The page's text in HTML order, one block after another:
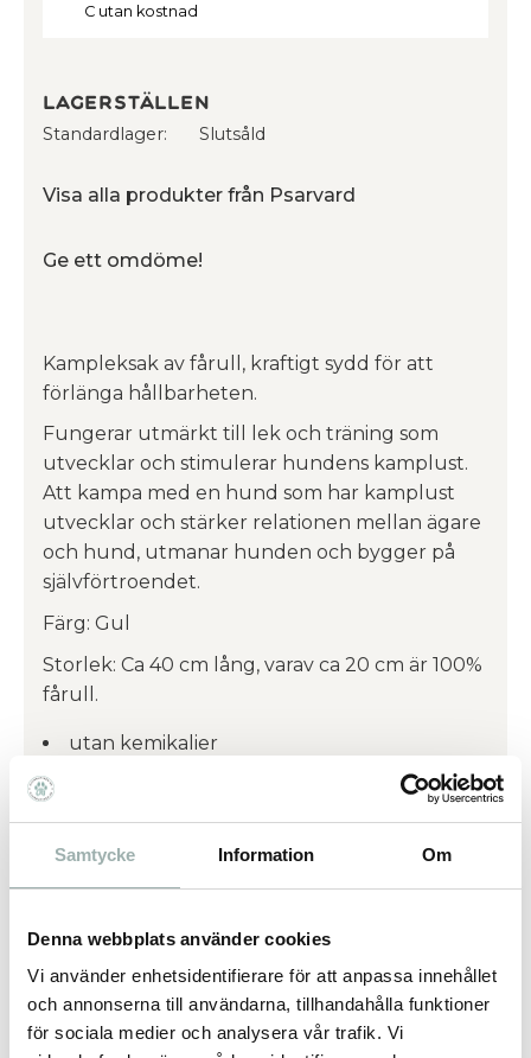
Samtycke Information Om
Denna webbplats använder cookies
Vi använder enhetsidentifierare för att anpassa innehållet
och annonserna till användarna, tillhandahålla funktioner
för sociala medier och analysera vår trafik. Vi
C utan kostnad
Lagerställen
Standardlager Slutsåld
Visa alla produkter från Psarvard
Ge ett omdöme!
Kampleksak av fårull, kraftigt sydd för att
förlänga hållbarheten.
Fungerar utmärkt till lek och träning som
utvecklar och stimulerar hundens kamplust.
Att kampa med en hund som har kamplust
utvecklar och stärker relationen mellan ägare
och hund, utmanar hunden och bygger på
självförtroendet.
Färg: Gul
Storlek: Ca 40 cm lång, varav ca 20 cm är 100%
fårull.
utan kemikalier
Vad är psarvard social cooperative?
2016 utav personer med funktionshinder och
kvinnor över 50 år som upplevt diskriminering
pga deras ålder på arbetsmarknaden. Deras
måtto är att alla förtjänar en trygg arbetsmiljö
vilket vi helt står bakom.